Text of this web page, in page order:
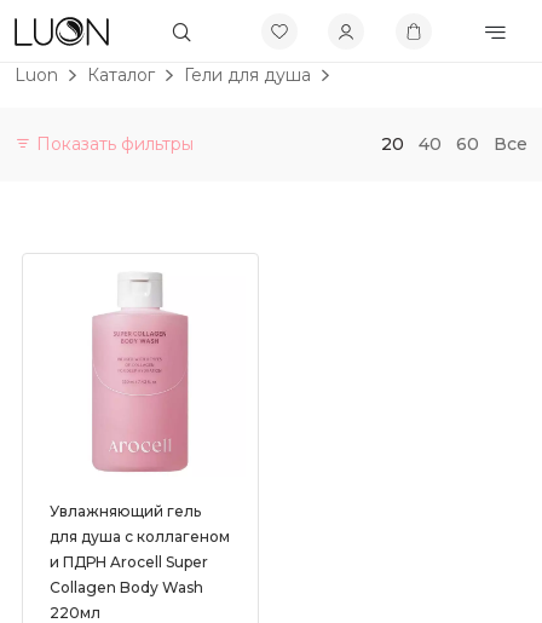
Luon Каталог Гели для душа
Показать фильтры 20 40 60 Все
Не будет больше в продаже
Скидки до 50%
Бренды
Макияж
По проблеме
Серии
Увлажняющий гель
для душа с коллагеном
и ПДРН Arocell Super
Collagen Body Wash
220мл